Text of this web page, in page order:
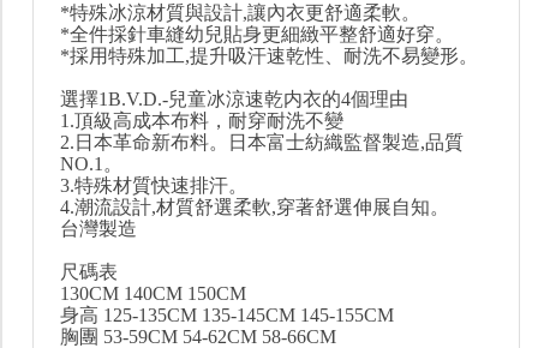
*特殊冰涼材質與設計,讓內衣更舒適柔軟。
*全件採針車縫幼兒貼身更細緻平整舒適好穿。
*採用特殊加工,提升吸汗速乾性、耐洗不易變形。
選擇1B.V.D.-兒童冰涼速乾内衣的4個理由
1.頂級高成本布料，耐穿耐洗不變
2.日本革命新布料。日本富士紡織監督製造,品質
NO.1。
3.特殊材質快速排汗。
4.潮流設計,材質舒選柔軟,穿著舒選伸展自知。
台灣製造
尺碼表
130CM 140CM 150CM
身高 125-135CM 135-145CM 145-155CM
胸團 53-59CM 54-62CM 58-66CM